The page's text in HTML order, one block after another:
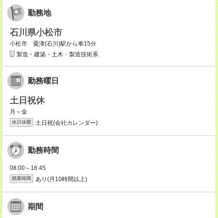
勤務地
石川県小松市
小松市 粟津(石川)駅から車15分
製造・建築・土木・製造技術系
勤務曜日
土日祝休
月～金
休日休暇 土日祝(会社カレンダー)
勤務時間
08:00～16:45
残業時間 あり(月10時間以上)
期間